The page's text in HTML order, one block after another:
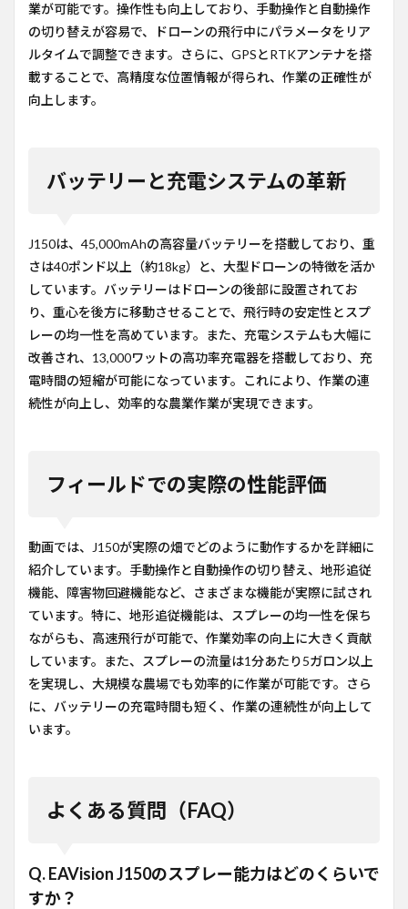
業が可能です。操作性も向上しており、手動操作と自動操作
の切り替えが容易で、ドローンの飛行中にパラメータをリア
ルタイムで調整できます。さらに、GPSとRTKアンテナを搭
載することで、高精度な位置情報が得られ、作業の正確性が
向上します。
バッテリーと充電システムの革新
J150は、45,000mAhの高容量バッテリーを搭載しており、重
さは40ポンド以上（約18kg）と、大型ドローンの特徴を活か
しています。バッテリーはドローンの後部に設置されてお
り、重心を後方に移動させることで、飛行時の安定性とスプ
レーの均一性を高めています。また、充電システムも大幅に
改善され、13,000ワットの高功率充電器を搭載しており、充
電時間の短縮が可能になっています。これにより、作業の連
続性が向上し、効率的な農業作業が実現できます。
フィールドでの実際の性能評価
動画では、J150が実際の畑でどのように動作するかを詳細に
紹介しています。手動操作と自動操作の切り替え、地形追従
機能、障害物回避機能など、さまざまな機能が実際に試され
ています。特に、地形追従機能は、スプレーの均一性を保ち
ながらも、高速飛行が可能で、作業効率の向上に大きく貢献
しています。また、スプレーの流量は1分あたり5ガロン以上
を実現し、大規模な農場でも効率的に作業が可能です。さら
に、バッテリーの充電時間も短く、作業の連続性が向上して
います。
よくある質問（FAQ）
Q. EAVision J150のスプレー能力はどのくらいで
すか？